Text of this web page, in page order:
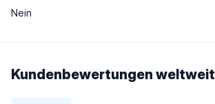
Nein
Kundenbewertungen weltweit